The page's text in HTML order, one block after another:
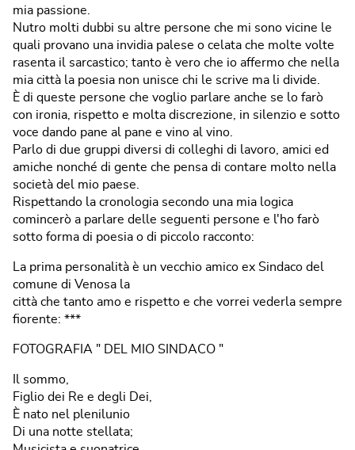
mia passione.
Nutro molti dubbi su altre persone che mi sono vicine le
quali provano una invidia palese o celata che molte volte
rasenta il sarcastico; tanto è vero che io affermo che nella
mia città la poesia non unisce chi le scrive ma li divide.
È di queste persone che voglio parlare anche se lo farò
con ironia, rispetto e molta discrezione, in silenzio e sotto
voce dando pane al pane e vino al vino.
Parlo di due gruppi diversi di colleghi di lavoro, amici ed
amiche nonché di gente che pensa di contare molto nella
società del mio paese.
Rispettando la cronologia secondo una mia logica
comincerò a parlare delle seguenti persone e l'ho farò
sotto forma di poesia o di piccolo racconto:
La prima personalità è un vecchio amico ex Sindaco del
comune di Venosa la
città che tanto amo e rispetto e che vorrei vederla sempre
fiorente: ***
FOTOGRAFIA " DEL MIO SINDACO "
Il sommo,
Figlio dei Re e degli Dei,
È nato nel plenilunio
Di una notte stellata;